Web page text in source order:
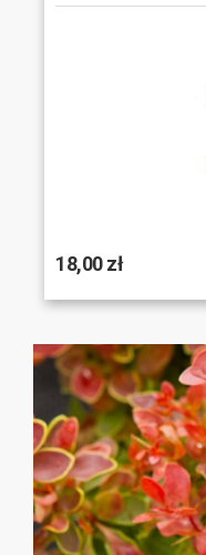
18,00 zł